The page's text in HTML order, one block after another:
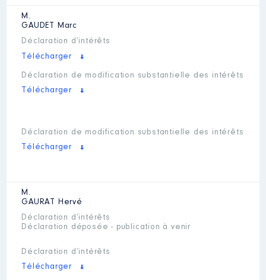
M.
GAUDET
Marc
Déclaration d’intérêts
Télécharger
Déclaration de modification substantielle des intérêts
Télécharger
Déclaration de modification substantielle des intérêts
Télécharger
M.
GAURAT
Hervé
Déclaration d’intérêts
Déclaration déposée - publication à venir
Déclaration d’intérêts
Télécharger